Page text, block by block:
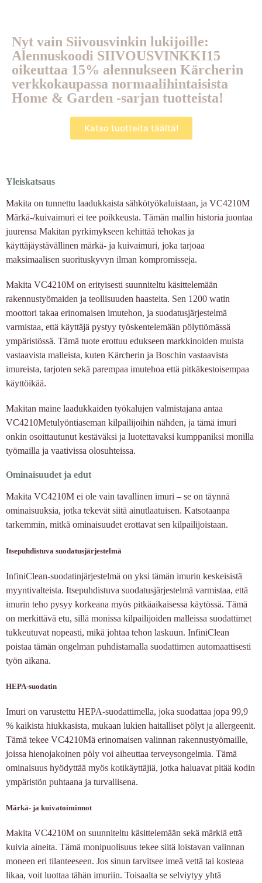
Nyt vain Siivousvinkin lukijoille:
Alennuskoodi SIIVOUSVINKKI15
oikeuttaa 15% alennukseen Kärcherin
verkkokaupassa normaalihintaisista
Home & Garden -sarjan tuotteista!
Katso tuotteita täältä!
Yleiskatsaus
Makita on tunnettu laadukkaista sähkötyökaluistaan, ja VC4210M
Märkä-/kuivaimuri ei tee poikkeusta. Tämän mallin historia juontaa
juurensa Makitan pyrkimykseen kehittää tehokas ja
käyttäjäystävällinen märkä- ja kuivaimuri, joka tarjoaa
maksimaalisen suorituskyvyn ilman kompromisseja.
Makita VC4210M on erityisesti suunniteltu käsittelemään
rakennustyömaiden ja teollisuuden haasteita. Sen 1200 watin
moottori takaa erinomaisen imutehon, ja suodatusjärjestelmä
varmistaa, että käyttäjä pystyy työskentelemään pölyttömässä
ympäristössä. Tämä tuote erottuu edukseen markkinoiden muista
vastaavista malleista, kuten Kärcherin ja Boschin vastaavista
imureista, tarjoten sekä parempaa imutehoa että pitkäkestoisempaa
käyttöikää.
Makitan maine laadukkaiden työkalujen valmistajana antaa
VC4210Metulyöntiaseman kilpailijoihin nähden, ja tämä imuri
onkin osoittautunut kestäväksi ja luotettavaksi kumppaniksi monilla
työmailla ja vaativissa olosuhteissa.
Ominaisuudet ja edut
Makita VC4210M ei ole vain tavallinen imuri – se on täynnä
ominaisuuksia, jotka tekevät siitä ainutlaatuisen. Katsotaanpa
tarkemmin, mitkä ominaisuudet erottavat sen kilpailijoistaan.
Itsepuhdistuva suodatusjärjestelmä
InfiniClean-suodatinjärjestelmä on yksi tämän imurin keskeisistä
myyntivalteista. Itsepuhdistuva suodatusjärjestelmä varmistaa, että
imurin teho pysyy korkeana myös pitkäaikaisessa käytössä. Tämä
on merkittävä etu, sillä monissa kilpailijoiden malleissa suodattimet
tukkeutuvat nopeasti, mikä johtaa tehon laskuun. InfiniClean
poistaa tämän ongelman puhdistamalla suodattimen automaattisesti
työn aikana.
HEPA-suodatin
Imuri on varustettu HEPA-suodattimella, joka suodattaa jopa 99,9
% kaikista hiukkasista, mukaan lukien haitalliset pölyt ja allergeenit.
Tämä tekee VC4210Mä erinomaisen valinnan rakennustyömaille,
joissa hienojakoinen pöly voi aiheuttaa terveysongelmia. Tämä
ominaisuus hyödyttää myös kotikäyttäjiä, jotka haluavat pitää kodin
ympäristön puhtaana ja turvallisena.
Märkä- ja kuivatoiminnot
Makita VC4210M on suunniteltu käsittelemään sekä märkiä että
kuivia aineita. Tämä monipuolisuus tekee siitä loistavan valinnan
moneen eri tilanteeseen. Jos sinun tarvitsee imeä vettä tai kosteaa
likaa, voit luottaa tähän imuriin. Toisaalta se selviytyy yhtä